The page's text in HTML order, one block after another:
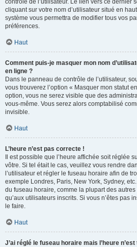
contrôle de l’utilisateur. Le lien vers ce dernier
cliquant sur votre nom d’utilisateur situé en
système vous permettra de modifier tous vos
préférences.
Haut
Comment puis-je masquer mon nom
en ligne ?
Dans le panneau de contrôle de l’utilisateur,
vous trouverez l’option « Masquer mon statut
option, vous ne serez visible que des
vous-même. Vous serez alors comptabilisé
invisible.
Haut
L’heure n’est pas correcte !
Il est possible que l’heure affichée soit réglée
vôtre. Si tel était le cas, veuillez vous rendre
l’utilisateur et régler le fuseau horaire afin de
exemple Londres, Paris, New York, Sydney,
du fuseau horaire, comme la plupart des autres
qu’aux utilisateurs inscrits. Si vous n’êtes pas
le faire.
Haut
J’ai réglé le fuseau horaire mais l’heure